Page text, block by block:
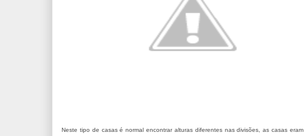
Neste tipo de casas é normal encontrar alturas diferentes nas divisões, as casas